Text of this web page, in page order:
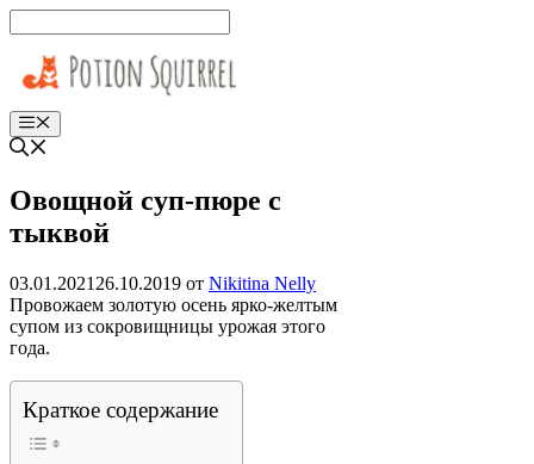
к
содержимому
Меню
Овощной суп-пюре с
тыквой
03.01.2021 26.10.2019 от Nikitina Nelly
Провожаем золотую осень ярко-желтым
супом из сокровищницы урожая этого
года.
Краткое содержание